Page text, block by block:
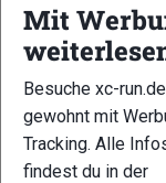
Mit
Besuche xc-
gewohnt mit
Tracking. Alle
findest du in der